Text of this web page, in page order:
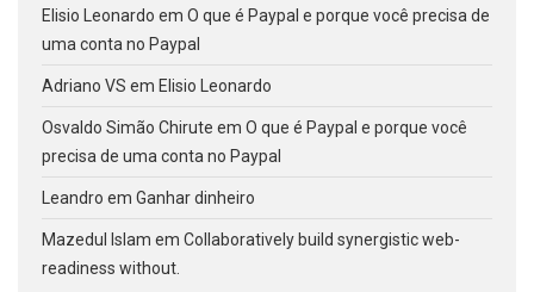
Elisio Leonardo em O que é Paypal e porque você precisa de
uma conta no Paypal
Adriano VS em Elisio Leonardo
Osvaldo Simão Chirute em O que é Paypal e porque você
precisa de uma conta no Paypal
Leandro em Ganhar dinheiro
Mazedul Islam em Collaboratively build synergistic web-
readiness without.